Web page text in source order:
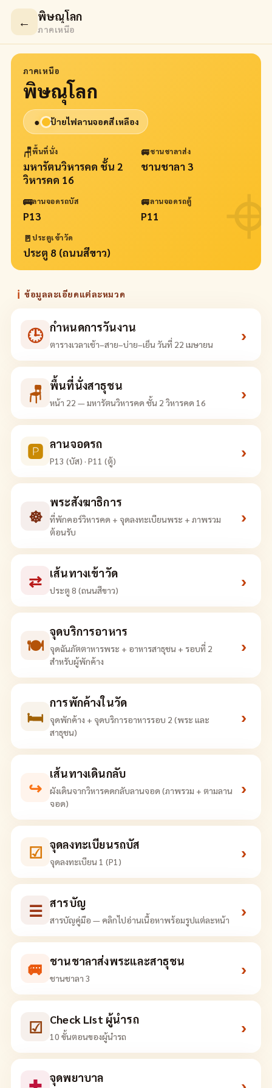
← พิษณุโลก
ภาคเหนือ
ภาคเหนือ
พิษณุโลก
● ป้ายไฟลานจอดสีเหลือง
🪑พื้นที่นั่ง
มหารัตนวิหารคด ชั้น 2
วิหารคด 16
🚐ชานชาลาส่ง
ชานชาลา 3
🚌ลานจอดรถบัส
P13
🚐ลานจอดรถตู้
P11
🚪ประตูเข้าวัด
ประตู 8 (ถนนสีขาว)
ℹ ข้อมูลละเอียดแต่ละหมวด
🕒 กำหนดการวันงาน
ตารางเวลาเช้า–สาย–บ่าย–เย็น วันที่ 22 เมษายน ›
🪑 พื้นที่นั่งสาธุชน
หน้า 22 — มหารัตนวิหารคด ชั้น 2 วิหารคด 16 ›
🅿 ลานจอดรถ
P13 (บัส) · P11 (ตู้) ›
☸
พระสังฆาธิการ
ที่พักคอร์วิหารคด + จุดลงทะเบียนพระ + ภาพรวม
ต้อนรับ
›
⇄ เส้นทางเข้าวัด
ประตู 8 (ถนนสีขาว) ›
🍽
จุดบริการอาหาร
จุดฉันภัตตาหารพระ + อาหารสาธุชน + รอบที่ 2
สำหรับผู้พักค้าง
›
🛏
การพักค้างในวัด
จุดพักค้าง + จุดบริการอาหารรอบ 2 (พระ และ
สาธุชน)
›
↪
เส้นทางเดินกลับ
ผังเดินจากวิหารคดกลับลานจอด (ภาพรวม + ตามลาน
จอด)
›
☑ จุดลงทะเบียนรถบัส
จุดลงทะเบียน 1 (P1) ›
☰ สารบัญ
สารบัญคู่มือ — คลิกไปอ่านเนื้อหาพร้อมรูปแต่ละหน้า ›
🚐 ชานชาลาส่งพระและสาธุชน
ชานชาลา 3 ›
☑ Check List ผู้นำรถ
10 ขั้นตอนของผู้นำรถ ›
จุดพยาบาล